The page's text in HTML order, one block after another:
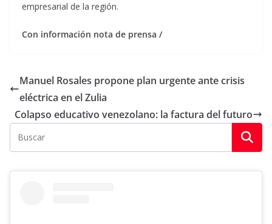
empresarial de la región.
Con información nota de prensa /
Manuel Rosales propone plan urgente ante crisis
eléctrica en el Zulia
Colapso educativo venezolano: la factura del futuro